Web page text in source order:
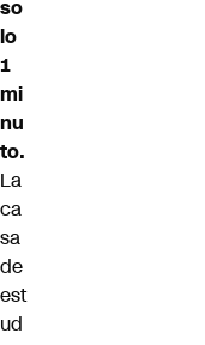
so
lo
1
mi
nu
to.
La
ca
sa
de
est
ud